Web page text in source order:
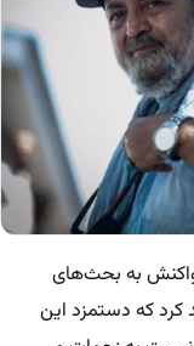
واکنش به بحث‌های
کرد که دستمزد این